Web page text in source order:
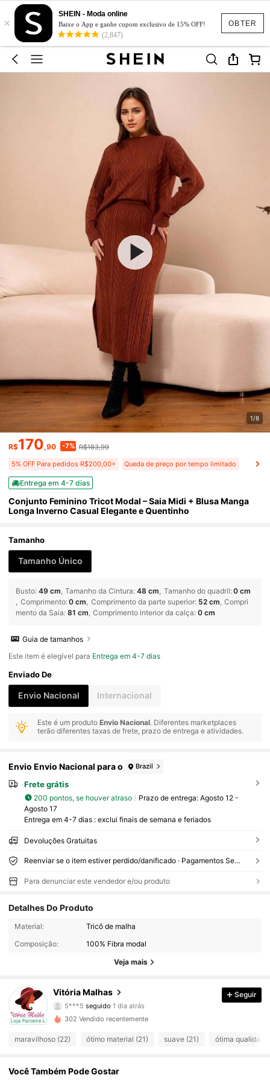
OBTER
×
SHEIN - Moda online
Baixe o App e ganhe cupom exclusivo de 15% OFF!
(2,847)
1/8
R$170,90 -7% R$183,99
5% OFF Para pedidos R$200,00+ Queda de preço por tempo limitado
Entrega em 4-7 dias
Conjunto Feminino Tricot Modal – Saia Midi + Blusa Manga
Longa Inverno Casual Elegante e Quentinho
Tamanho
Tamanho Único
Busto: 49 cm Tamanho da Cintura: 48 cm Tamanho do quadril:0 cm
Comprimento:0 cm Comprimento da parte superior: 52 cm Compri
mento da Saia: 81 cm Comprimento interior da calça: 0 cm
Guia de tamanhos
Este item é elegível para Entrega em 4-7 dias
Enviado De
Envio Nacional Internacional
Este é um produtoEnvio Nacional. Diferentes marketplaces
terão diferentes taxas de frete, prazo de entrega e atividades.
Envio Envio Nacional para o Brazil
Frete grátis
200 pontos, se houver atraso Prazo de entrega: Agosto 12 -
Agosto 17
Entrega em 4-7 dias : exclui finais de semana e feriados
Devoluções Gratuitas
Reenviar se o item estiver perdido/danificado · Pagamentos Seguros · Proteção de privacidade
Para denunciar este vendedor e/ou produto
Detalhes Do Produto
Material:
Tricô de malha
Composição:
100% Fibra modal
Veja mais
Loja Parceira Local
Vitória Malhas
180 Seguidores
5***5seguido
1 dia atrás
4,87
180 Seguidores
4,87 180 Seguidores
Seguir
302 Vendido recentemente
maravilhoso (22) ótimo material (21) suave (21) ótima qualidade
Você Também Pode Gostar